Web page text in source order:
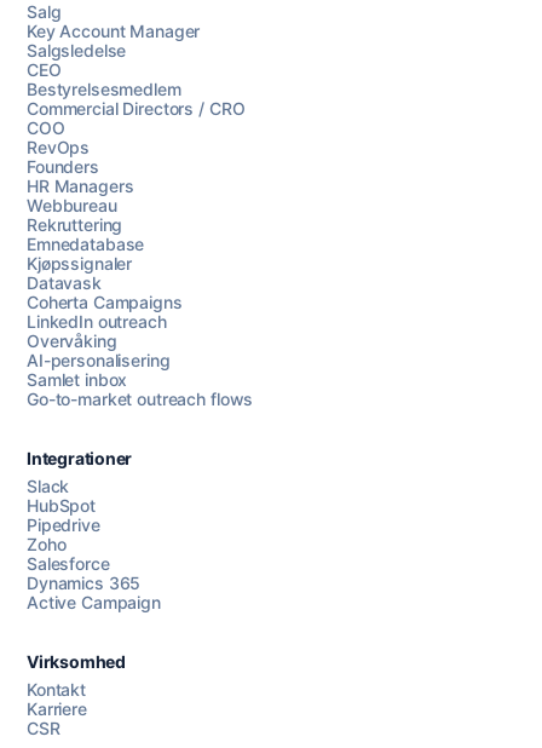
Chat med oss
Salg
Key Account Manager
Salgsledelse
CEO
Bestyrelsesmedlem
Commercial Directors / CRO
COO
RevOps
Founders
HR Managers
Webbureau
Rekruttering
Emnedatabase
Kjøpssignaler
Datavask
Coherta Campaigns
LinkedIn outreach
Overvåking
AI-personalisering
Samlet inbox
Go-to-market outreach flows
Integrationer
Slack
HubSpot
Pipedrive
Zoho
Salesforce
Dynamics 365
Active Campaign
Virksomhed
Kontakt
Karriere
CSR